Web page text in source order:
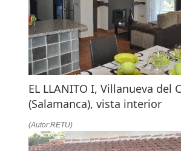
EL LLANITO I, Villanueva del
(Salamanca), vista interior
(Autor:RETU)